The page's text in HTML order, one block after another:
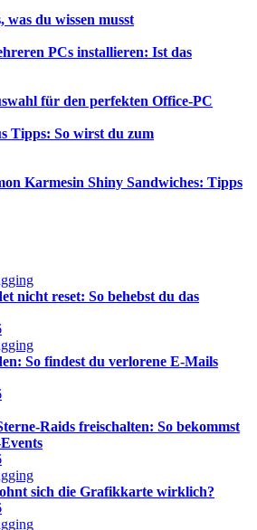
du wissen musst
PCs installieren: Ist das
für den perfekten Office-PC
Tipps: So wirst du zum
Karmesin Shiny Sandwiches: Tipps
nicht reset: So behebst du das
So findest du verlorene E-Mails
Raids freischalten: So bekommst
sich die Grafikkarte wirklich?